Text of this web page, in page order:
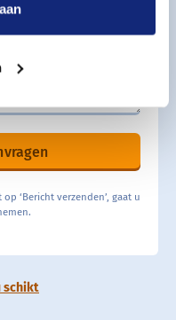
‘Bericht verzenden’, gaat u
schikt